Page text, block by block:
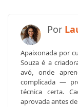
Apaixonada por
Souza é a
avó, onde
complicada —
técnica certa.
aprovada antes